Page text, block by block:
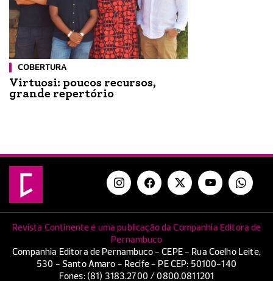
COBERTURA
Virtuosi: poucos recursos,
grande repertório
Revista Continente é uma publicação da Companhia Editora de
Pernambuco
Companhia Editora de Pernambuco - CEPE - Rua Coelho Leite,
530 - Santo Amaro - Recife - PE CEP: 50100-140
Fones: (81) 3183.2700 / 0800.0811201